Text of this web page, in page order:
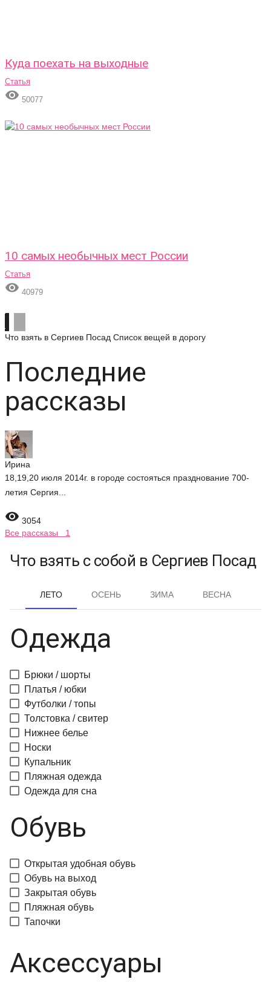
Куда поехать на выходные
Статья
 50077
10 самых необычных мест России
Статья
 40979
Что взять в Сергиев Посад Список вещей в дорогу
Последние
рассказы
Ирина
18,19,20 июля 2014г. в городе состояться празднование 700-
летия Сергия...
 3054
Все рассказы 1
Что взять с собой в Сергиев Посад
ЛЕТО ОСЕНЬ ЗИМА ВЕСНА
Одежда
Брюки / шорты
Платья / юбки
Футболки / топы
Толстовка / свитер
Нижнее белье
Носки
Купальник
Пляжная одежда
Одежда для сна
Обувь
Открытая удобная обувь
Обувь на выход
Закрытая обувь
Пляжная обувь
Тапочки
Аксессуары